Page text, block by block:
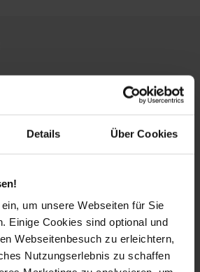
Details Über Cookies
um unsere Webseiten für Sie
Einige Cookies sind optional und
Webseitenbesuch zu erleichtern,
Nutzungserlebnis zu schaffen